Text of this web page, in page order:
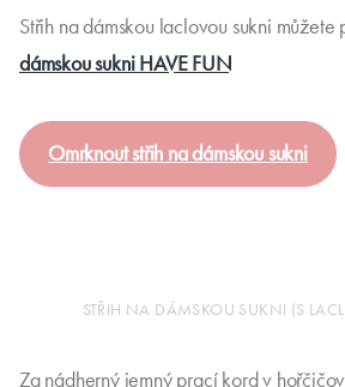
Střih na dámskou laclovou sukni můžete
dámskou sukni HAVE FUN
Omrknout střih na dámskou sukni
STŘIH NA DÁMSKOU SUKNI (S
Za nádherný jemný prací kord v